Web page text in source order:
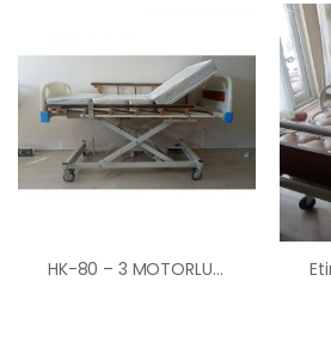
HK-80 – 3 MOTORLU ASANSÖRLÜ MERDİVEN KORKULUKLU HASTA KARYOLASI ANKARA HASTA KARYOLASI KİRALAMA ANKARA HASTA KARTYOLASI SATIŞ